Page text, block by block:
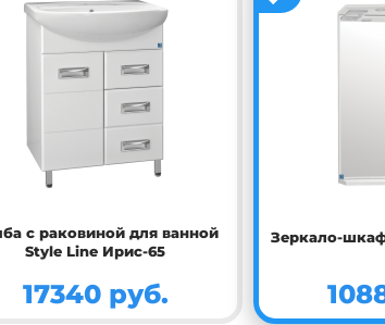
c раковиной для ванной
Style Line Ирис-65
17340 руб.
Зеркало-